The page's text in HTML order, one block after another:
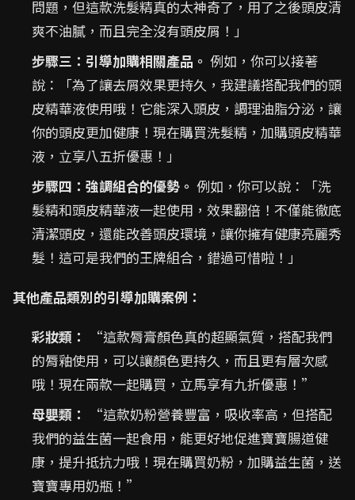
問題，但這款洗髮精真的太神奇了，用了之後頭皮清
爽不油膩，而且完全沒有頭皮屑！」
步驟三：引導加購相關產品。 例如，你可以接著
說：「為了讓去屑效果更持久，我建議搭配我們的頭
皮精華液使用哦！它能深入頭皮，調理油脂分泌，讓
你的頭皮更加健康！現在購買洗髮精，加購頭皮精華
液，立享八五折優惠！」
步驟四：強調組合的優勢。 例如，你可以說：「洗
髮精和頭皮精華液一起使用，效果翻倍！不僅能徹底
清潔頭皮，還能改善頭皮環境，讓你擁有健康亮麗秀
髮！這可是我們的王牌組合，錯過可惜啦！」
其他產品類別的引導加購案例：
彩妝類：
“這款脣膏顏色真的超顯氣質，搭配我們
的脣釉使用，可以讓顏色更持久，而且更有層次感
哦！現在兩款一起購買，立馬享有九折優惠！”
母嬰類：
“這款奶粉營養豐富，吸收率高，但搭配
我們的益生菌一起食用，能更好地促進寶寶腸道健
康，提升抵抗力哦！現在購買奶粉，加購益生菌，送
寶寶專用奶瓶！”